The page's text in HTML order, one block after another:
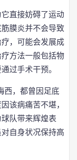
直接妨碍了运动
膜炎并不会导致
，可能会发展成
方法一般包括物
过手术干预。
西，都曾因足底
该病痛苦不堪，
队带来辉煌表
自身状况保持高